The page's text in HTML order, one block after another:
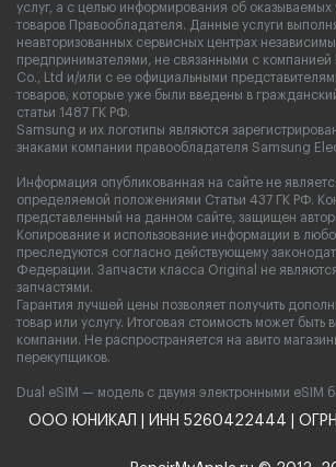
услуг, а с целью информирования об оказываемых
товаров Правообладателя. Данные услуги
неавторизованных сервисных центрах
предпринимателями, не связанными с
Co., Ltd и/или с ее официальными
товаров, которые уже были введены в
статьи 1487 ГК РФ.
Samsung и их логотипы являются
знаками компании правообладателя Samsung
Информация опубликованная на сайте не
определяемой положениями Статьи 437 ГК РФ.
представленный на данном сайте, защищен
Копирование и использование информации в
преследуются согласно действующему
Федерации. Запчасти класса Original не
запчастями.
Гарантия лучшей цены позволяет получить
товар или услугу. Итоговая стоимость может быть
компании. Не распространяется на авито
перекупщиков.
Dual eSIM — модель с двумя электронными eSIM
ООО ЮНИКАЛ | ИНН 5260422444 | ОГРН